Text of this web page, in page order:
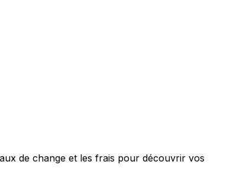
de change et les frais pour découvrir vos